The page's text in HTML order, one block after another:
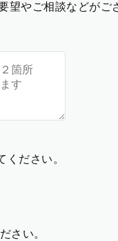
望やご相談などがご
ださい。
さい。